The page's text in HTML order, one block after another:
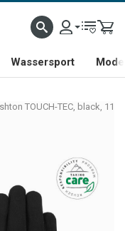
Wassersport
TOUCH-TEC, black, 11